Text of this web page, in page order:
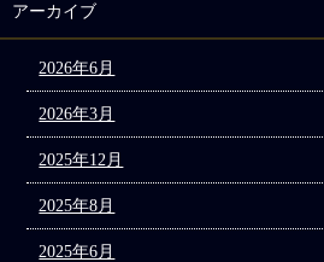
アーカイブ
2026年6月
2026年3月
2025年12月
2025年8月
2025年6月